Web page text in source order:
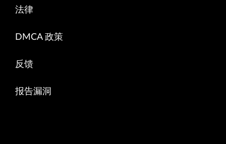
法律
DMCA 政策
反馈
报告漏洞